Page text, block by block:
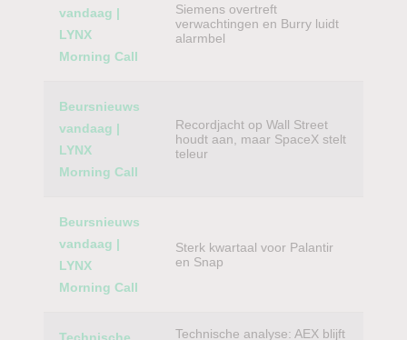
vandaag |
LYNX
Morning Call
Siemens overtreft
verwachtingen en Burry luidt
alarmbel
Beursnieuws
vandaag |
LYNX
Morning Call
Recordjacht op Wall Street
houdt aan, maar SpaceX stelt
teleur
Beursnieuws
vandaag |
LYNX
Morning Call
Sterk kwartaal voor Palantir
en Snap
Technische analyse: AEX blijft